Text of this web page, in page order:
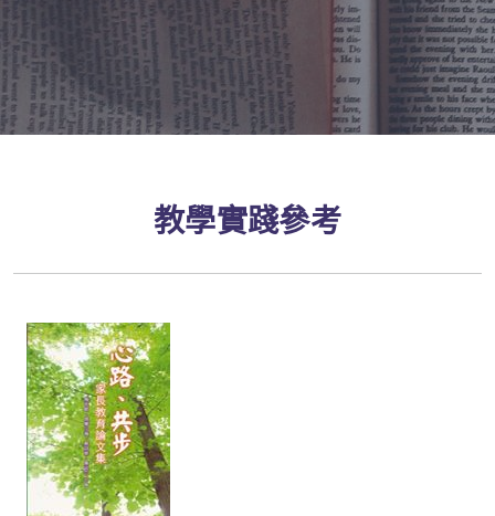
教學實踐參考